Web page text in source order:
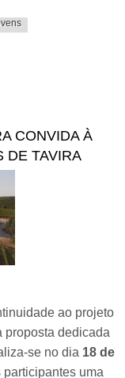
Ordem Terceira do
Carmo
CONVIDA À
DE TAVIRA
ao projeto
proposta dedicada
se no dia 18 de
uma